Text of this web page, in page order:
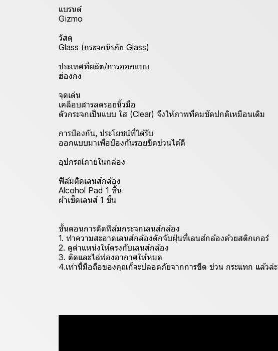
แบรนด์
Gizmo
วัสดุ
Glass (กระจกนิรภัย Glass)
ประเทศที่ผลิต/การออกแบบ
ฮ่องกง
จุดเด่น
เคลือบสารลดรอยนิ้วมือ
ตัวกระจกเป็นแบบ ใส (Clear) จึงให้ภาพที่คมชัดปกติเหมือนเดิม
การป้องกัน, ประโยชน์ที่ได้รับ
ออกแบบมาเพื่อป้องกันรอยขีดข่วนได้ดี
อุปกรณ์ภายในกล่อง
ฟิล์มติดเลนส์กล้อง
Alcohol Pad 1 ชิ้น
ผ้าเช็ดเลนส์ 1 ชิ้น
ขั้นตอนการติดฟิล์มกระจกเลนส์กล้อง
1. ทำความสะอาดเลนส์กล้องดักจับฝุ่นที่เลนส์กล้องด้วยสติกเกอร์
2. ดูตำแหน่งให้ตรงกับเลนส์กล้อง
3. ติดและไล่ฟองอากาศให้หมด
4.เท่านี้มือถือของคุณก็จะปลอดภัยจากการขีด ข่วน กระแทก แล้วล่ะ